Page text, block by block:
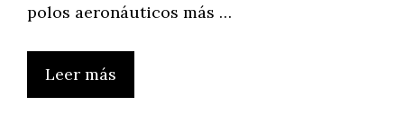
polos aeronáuticos más …
Leer más